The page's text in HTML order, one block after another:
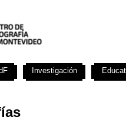
Investigación